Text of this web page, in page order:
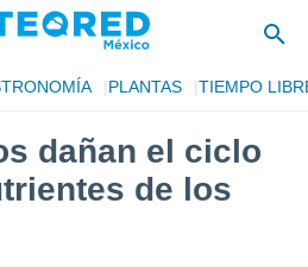
PLANTAS TIEMPO
dañan el ciclo
de los